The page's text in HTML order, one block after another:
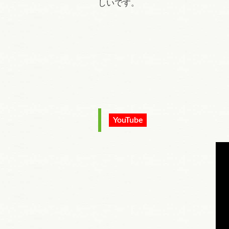
しいです。
YouTube